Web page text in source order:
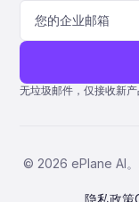
生命科学
联系我们
博客
协助
量子 ERP
无垃圾邮件，仅接收新
© 2026 ePlane AI
隐私政策